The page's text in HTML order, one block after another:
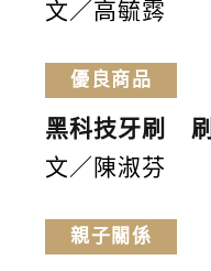
文／高毓霠
優良商品
黑科技牙刷
文／陳淑芬
親子關係